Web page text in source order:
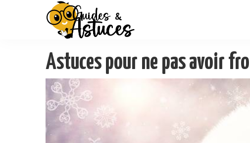
Astuces pour ne pas avoir